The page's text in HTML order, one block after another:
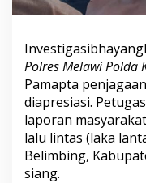
Polres Melawi Polda
Pamapta
diapresiasi.
laporan
lalu lintas (laka
Belimbing,
siang.